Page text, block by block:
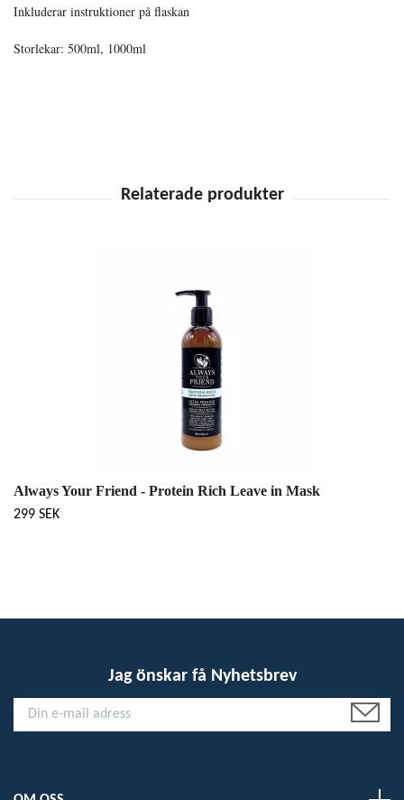
Inkluderar instruktioner på flaskan
Storlekar: 500ml, 1000ml
Always Your Friend - Protein Rich Leave in Mask
299 SEK
Jag önskar få Nyhetsbrev